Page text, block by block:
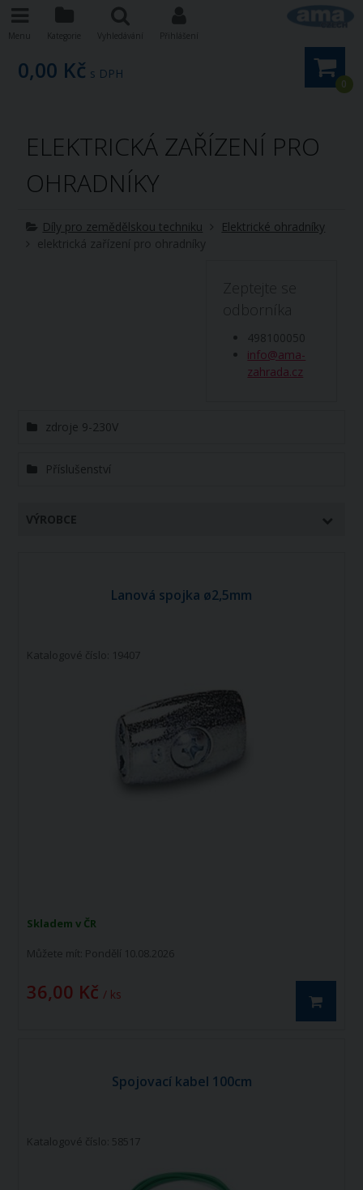
0
0,00 Kč s DPH
ELEKTRICKÁ ZAŘÍZENÍ PRO
OHRADNÍKY
Díly pro zemědělskou techniku
Elektrické ohradníky
elektrická zařízení pro ohradníky
Zeptejte se
odborníka
498100050
info@ama-
zahrada.cz
zdroje 9-230V
Příslušenství
VÝROBCE
Lanová spojka ø2,5mm
Katalogové číslo: 19407
Skladem v ČR
Můžete mít: Pondělí 10.08.2026
36,00 Kč / ks
Spojovací kabel 100cm
Katalogové číslo: 58517
Menu Kategorie Vyhledávání Přihlášení